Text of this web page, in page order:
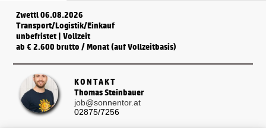
Zwettl 06.08.2026
Transport/Logistik/Einkauf
unbefristet | Vollzeit
ab € 2.600 brutto / Monat (auf Vollzeitbasis)
KONTAKT
Thomas Steinbauer
job@sonnentor.at
02875/7256